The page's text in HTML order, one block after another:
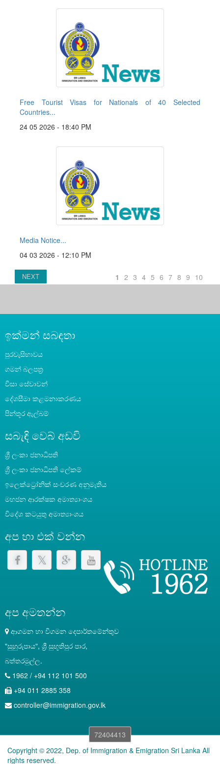
Free Tourist Visas for Nationals of 40 Selected
Countries...
24 05 2026 - 18:40 PM
Media Notice...
04 03 2026 - 12:10 PM
NEXT 1 2 3 4 5 6 7 8 9 10
ඉක්මන් සබඳතා
පුරවැසිභාවය
ගමන් බලපත්‍ර
වීසා සේවාවන්
දේශසීමා කළමනාකරණය
පින්තූර ඇල්බම්
සබැඳි වෙබ් අඩවි
ශ්‍රී ලංකා ජනාධිපති
‍ශ්‍රී ලංකා ජනාධිපති ලේකම්
ඉලෙක්ට්‍රෝනික් සංචරණ අනුමැතිය
මහජන ආරක්ෂක අමාත්‍යාංශය
විදේශ කටයුතු අමාත්‍යාංශය
අප හා එක් වන්න
අප අමතන්න
ආගමන හා විගමන දෙපාර්තමේන්තුව
"සුහුරුපාය", ශ්‍රී සුභූතිපුර පාර,
බත්තරමුල්ල.
1962 / +94 112 101 500
+94 011 2885 358
controller@immigration.gov.lk
72404413
Copyright © 2022, Dep. of Immigration & Emigration Sri Lanka All
rights reserved.